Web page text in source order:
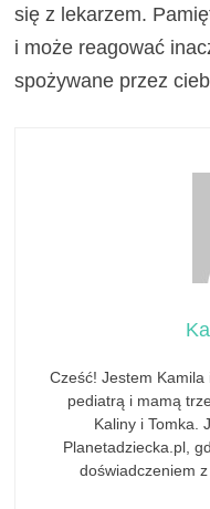
się z lekarzem.
i może reagować
spożywane przez
Cześć! Jestem Kamila
pediatrą i mamą
Kaliny i Tomka.
Planetadziecka.pl,
doświadczeniem